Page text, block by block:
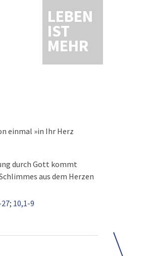
LEBEN
IST
MEHR
einmal »in Ihr Herz
durch Gott kommt
aus dem Herzen
; 10,1-9